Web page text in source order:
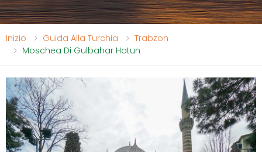
Inizio Guida Alla Turchia
Trabzon
Moschea Di Gulbahar Hatun